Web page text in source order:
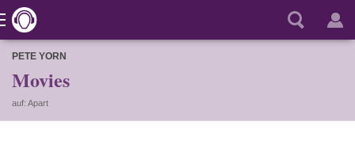
PETE YORN
Movies
auf: Apart